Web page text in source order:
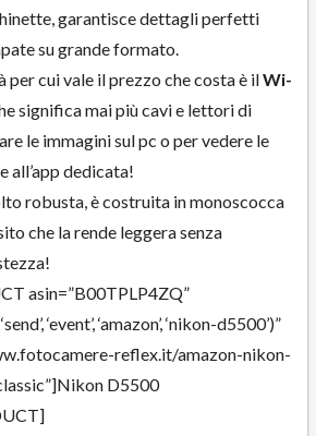
garantisce dettagli perfetti
su grande formato.
per cui vale il prezzo che costa è ilWi-
significa mai più cavi e lettori di
le immagini sul pc o per vedere le
all’app dedicata!
robusta, è costruita in monoscocca
che la rende leggera senza
asin=”B00TPLP4ZQ”
‘event’, ‘amazon’, ‘nikon-d5500’)”
reflex.it/amazon-nikon-
D5500